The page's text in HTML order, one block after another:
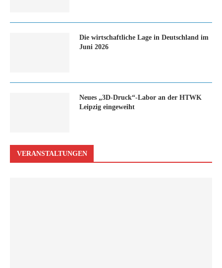
Die wirtschaftliche Lage in Deutschland im
Juni 2026
Neues „3D-Druck“-Labor an der HTWK
Leipzig eingeweiht
VERANSTALTUNGEN